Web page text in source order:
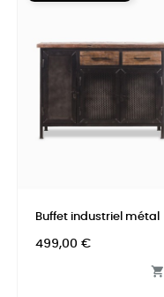
Buffet industriel métal
Prix
499,00 €
